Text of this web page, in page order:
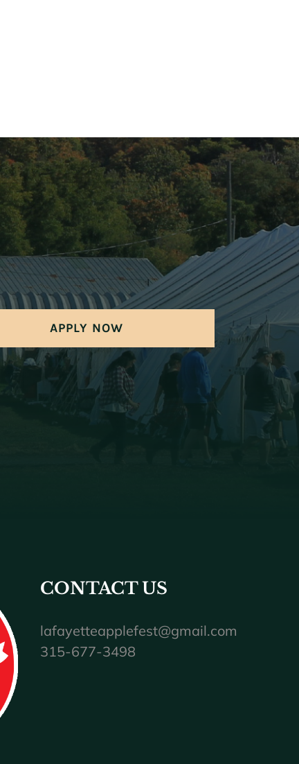
APPLY NOW
CONTACT US
lafayetteapplefest@gmail.com
315-677-3498